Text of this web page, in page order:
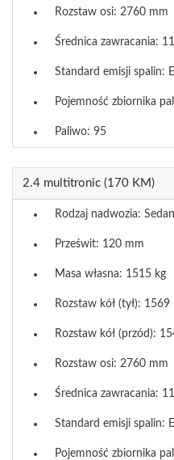
Rozstaw osi: 2760 mm
Średnica zawracania:
Standard emisji spalin:
Pojemność zbiornika
Paliwo: 95
2.4 multitronic (170 KM)
Rodzaj nadwozia: Sedan
Prześwit: 120 mm
Masa własna: 1515 kg
Rozstaw kół (tył): 1569
Rozstaw kół (przód):
Rozstaw osi: 2760 mm
Średnica zawracania:
Standard emisji spalin:
Pojemność zbiornika